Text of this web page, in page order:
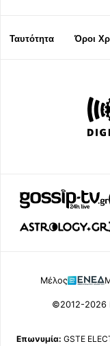
Ταυτότητα Όροι
Μέλος
©2012-2026
Επωνυμία: GSTE